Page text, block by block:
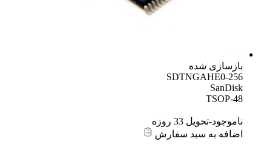
بازسازی شده
SDTNGAHE0-256
SanDisk
TSOP-48
ناموجود-تحویل 33 روزه
اضافه به سبد سفارش